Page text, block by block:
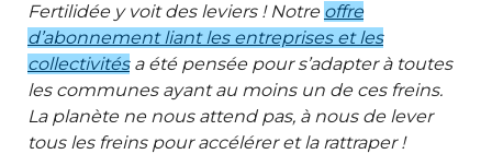
Fertilidée y voit des leviers ! Notre offre
d’abonnement liant les entreprises et les
collectivitésa été pensée pour s’adapter à toutes
les communes ayant au moins un de ces freins.
La planète ne nous attend pas, à nous de lever
tous les freins pour accélérer et la rattraper !